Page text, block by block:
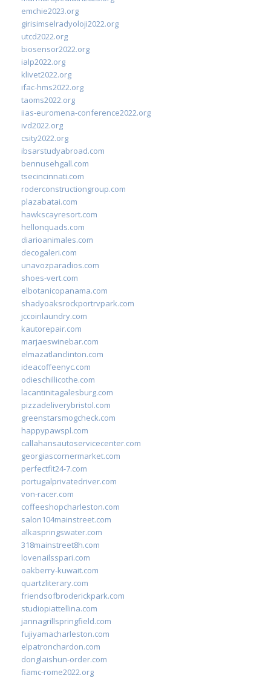
emchie2023.org
girisimselradyoloji2022.org
utcd2022.org
biosensor2022.org
ialp2022.org
klivet2022.org
ifac-hms2022.org
taoms2022.org
iias-euromena-conference2022.org
ivd2022.org
csity2022.org
ibsarstudyabroad.com
bennusehgall.com
tsecincinnati.com
roderconstructiongroup.com
plazabatai.com
hawkscayresort.com
hellonquads.com
diarioanimales.com
decogaleri.com
unavozparadios.com
shoes-vert.com
elbotanicopanama.com
shadyoaksrockportrvpark.com
jccoinlaundry.com
kautorepair.com
marjaeswinebar.com
elmazatlanclinton.com
ideacoffeenyc.com
odieschillicothe.com
lacantinitagalesburg.com
pizzadeliverybristol.com
greenstarsmogcheck.com
happypawspl.com
callahansautoservicecenter.com
georgiascornermarket.com
perfectfit24-7.com
portugalprivatedriver.com
von-racer.com
coffeeshopcharleston.com
salon104mainstreet.com
alkaspringswater.com
318mainstreet8h.com
lovenailsspari.com
oakberry-kuwait.com
quartzliterary.com
friendsofbroderickpark.com
studiopiattellina.com
jannagrillspringfield.com
fujiyamacharleston.com
elpatronchardon.com
donglaishun-order.com
fiamc-rome2022.org